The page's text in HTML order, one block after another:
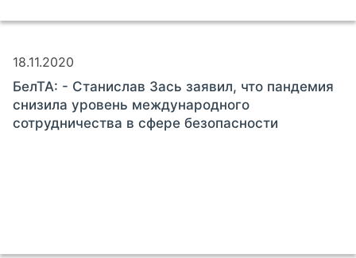
18.11.2020
БелТА: - Станислав Зась заявил, что пандемия
снизила уровень международного
сотрудничества в сфере безопасности